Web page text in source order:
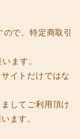
で、特定商取引
ます。
イトだけではな
してご利用頂け
ます。